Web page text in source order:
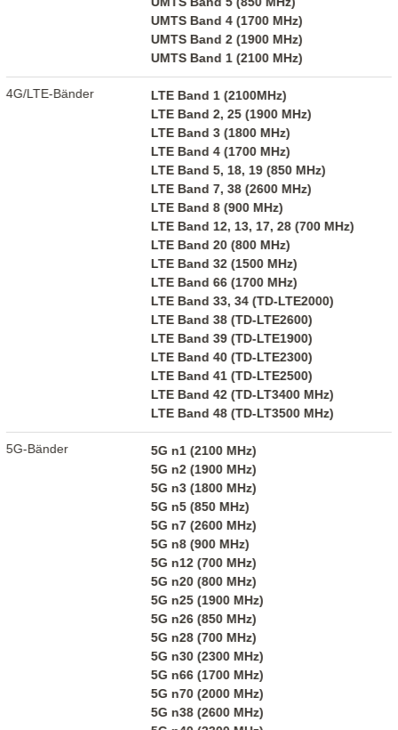
UMTS Band 4 (1700 MHz)
UMTS Band 2 (1900 MHz)
UMTS Band 1 (2100 MHz)
4G/LTE-Bänder
LTE Band 1 (2100MHz)
LTE Band 2, 25 (1900 MHz)
LTE Band 3 (1800 MHz)
LTE Band 4 (1700 MHz)
LTE Band 5, 18, 19 (850 MHz)
LTE Band 7, 38 (2600 MHz)
LTE Band 8 (900 MHz)
LTE Band 12, 13, 17, 28 (700 MHz)
LTE Band 20 (800 MHz)
LTE Band 32 (1500 MHz)
LTE Band 66 (1700 MHz)
LTE Band 33, 34 (TD-LTE2000)
LTE Band 38 (TD-LTE2600)
LTE Band 39 (TD-LTE1900)
LTE Band 40 (TD-LTE2300)
LTE Band 41 (TD-LTE2500)
LTE Band 42 (TD-LT3400 MHz)
LTE Band 48 (TD-LT3500 MHz)
5G-Bänder
5G n1 (2100 MHz)
5G n2 (1900 MHz)
5G n3 (1800 MHz)
5G n5 (850 MHz)
5G n7 (2600 MHz)
5G n8 (900 MHz)
5G n12 (700 MHz)
5G n20 (800 MHz)
5G n25 (1900 MHz)
5G n26 (850 MHz)
5G n28 (700 MHz)
5G n30 (2300 MHz)
5G n66 (1700 MHz)
5G n70 (2000 MHz)
5G n38 (2600 MHz)